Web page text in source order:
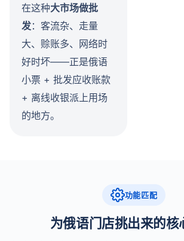
在这种大市场做批
发：客流杂、走量
大、赊账多、网络时
好时坏——正是俄语
小票 + 批发应收账款
+ 离线收银派上用场
的地方。
功能匹配
为俄语门店挑出来的核